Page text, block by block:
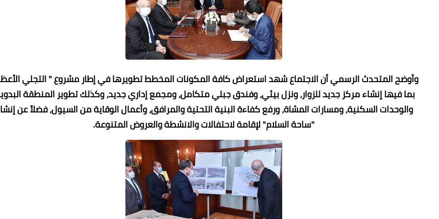
وأوضح المتحدث الرسمي أن الاجتماع شهد استعراض كافة المكونات المخطط تطويرها في إطار مشروع " التجلي
بما فيها إنشاء مركز جديد للزوار، ونزل بيئي، وفندق جبلي متكامل، ومجمع إداري جديد، وكذلك تطوير المنطقة
والوحدات السكنية، ومسارات المشاة، ورفع كفاءة البنية التحتية والمرافق، وأعمال الوقاية من السيول، فضلاً عن
"ساحة السلام" لإقامة لاحتفالات والانشطة والعروض المتنوعة.